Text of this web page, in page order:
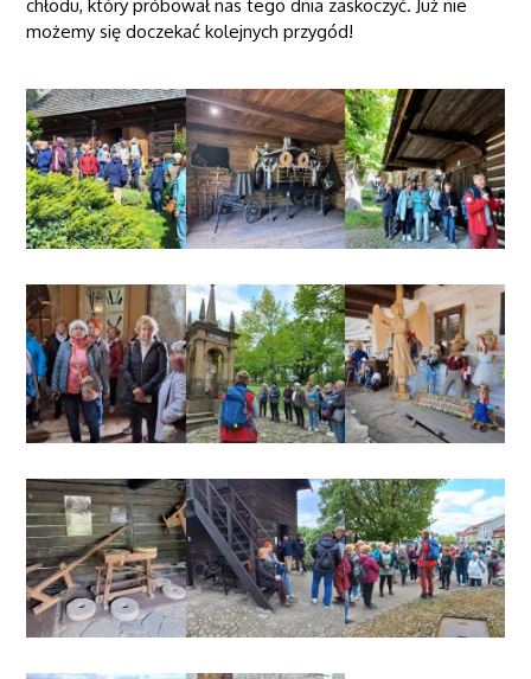
chłodu, który próbował nas tego dnia zaskoczyć. Już nie
możemy się doczekać kolejnych przygód!